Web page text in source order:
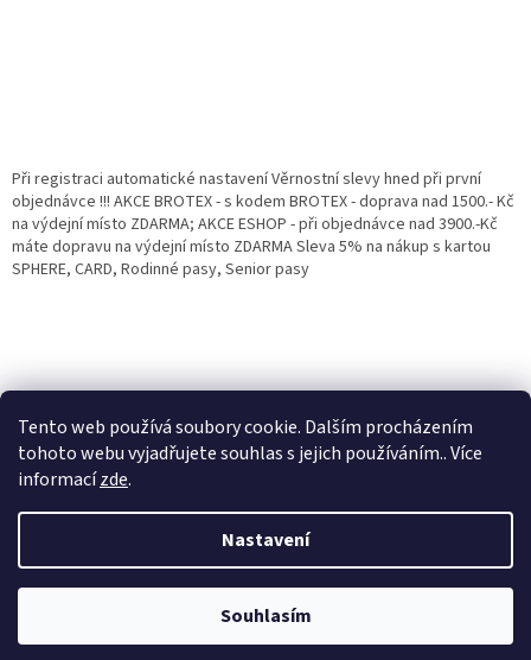
Tento web používá soubory cookie. Dalším procházením
tohoto webu vyjadřujete souhlas s jejich používáním.. Více
informacízde.
Nastavení
Souhlasím
nastavená Věrnostní sleva 3% - 10% na Všechny Vaše další nákupy. Čím
víc nakoupíte, tím větší slevu můžete získat. Vaše objednávky se sčítají.
Využít můžete i "Slevové kody" nebo DOPRAVU ZDARMA. Přejeme
příjemný nákup u nás Jana Kotasová Komárková a kolektiv pracovníků
Při registraci automatické nastavení Věrnostní slevy hned při první
objednávce !!! AKCE BROTEX - s kodem BROTEX - doprava nad 1500.- Kč
na výdejní místo ZDARMA; AKCE ESHOP - při objednávce nad 3900.-Kč
máte dopravu na výdejní místo ZDARMA Sleva 5% na nákup s kartou
SPHERE, CARD, Rodinné pasy, Senior pasy
Copyright 2026Eshop Jana. Všechna práva vyhrazena.